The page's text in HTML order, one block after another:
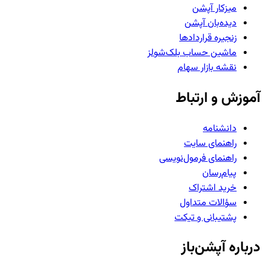
میزکار آپشن
دیده‌بان آپشن
زنجیره قراردادها
ماشین حساب بلک‌شولز
نقشه بازار سهام
آموزش و ارتباط
دانشنامه
راهنمای سایت
راهنمای فرمول‌نویسی
پیام‌رسان
خرید اشتراک
سؤالات متداول
پشتیبانی و تیکت
درباره آپشن‌باز